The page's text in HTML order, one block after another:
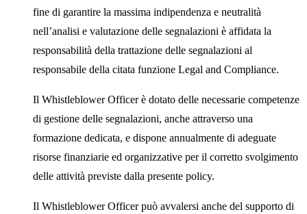
fine di garantire la massima indipendenza e neutralità
nell’analisi e valutazione delle segnalazioni è affidata la
responsabilità della trattazione delle segnalazioni al
responsabile della citata funzione Legal and Compliance.
Il Whistleblower Officer è dotato delle necessarie competenze
di gestione delle segnalazioni, anche attraverso una
formazione dedicata, e dispone annualmente di adeguate
risorse finanziarie ed organizzative per il corretto svolgimento
delle attività previste dalla presente policy.
Il Whistleblower Officer può avvalersi anche del supporto di